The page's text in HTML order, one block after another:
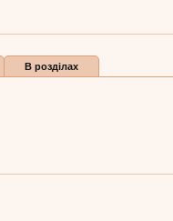
В розділах